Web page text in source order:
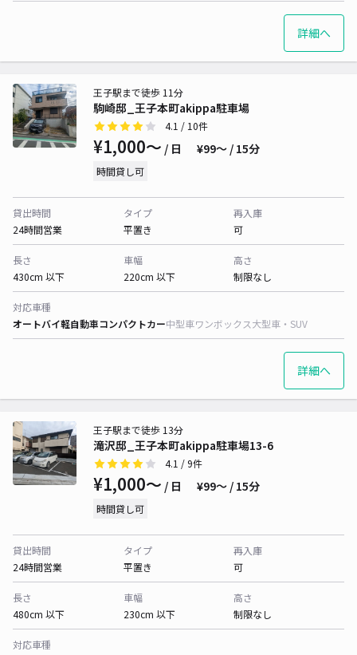
詳細へ
駒崎邸_王子本町akippa駐車場
王子駅まで徒歩 11分
4.1 / 10件
¥1,000〜 / 日 ¥99〜 / 15分
時間貸し可
貸出時間
24時間営業
タイプ
平置き
再入庫
可
長さ
430cm 以下
車幅
220cm 以下
高さ
制限なし
対応車種
オートバイ軽自動車コンパクトカー中型車ワンボックス大型車・SUV
詳細へ
滝沢邸_王子本町akippa駐車場13-6
王子駅まで徒歩 13分
4.1 / 9件
¥1,000〜 / 日 ¥99〜 / 15分
時間貸し可
貸出時間
24時間営業
タイプ
平置き
再入庫
可
長さ
480cm 以下
車幅
230cm 以下
高さ
制限なし
対応車種